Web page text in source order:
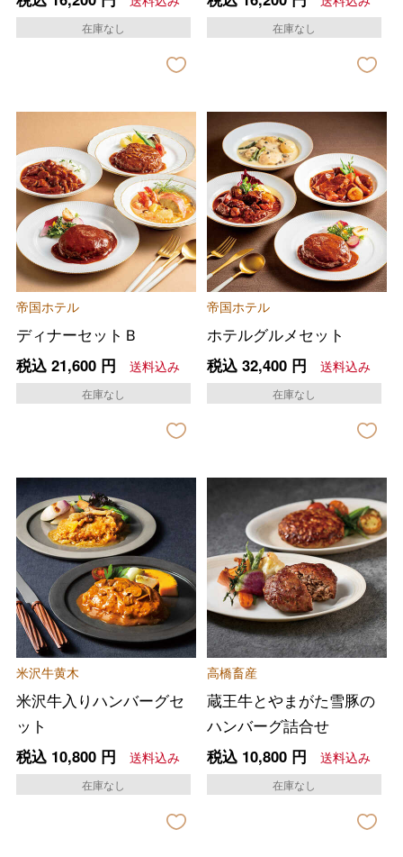
在庫なし 在庫なし
帝国ホテル
ディナーセットＢ
税込 21,600円 送料込み
在庫なし
帝国ホテル
ホテルグルメセット
税込 32,400円 送料込み
在庫なし
米沢牛黄木
米沢牛入りハンバーグセ
ット
税込 10,800円 送料込み
在庫なし
高橋畜産
蔵王牛とやまがた雪豚の
ハンバーグ詰合せ
税込 10,800円 送料込み
在庫なし